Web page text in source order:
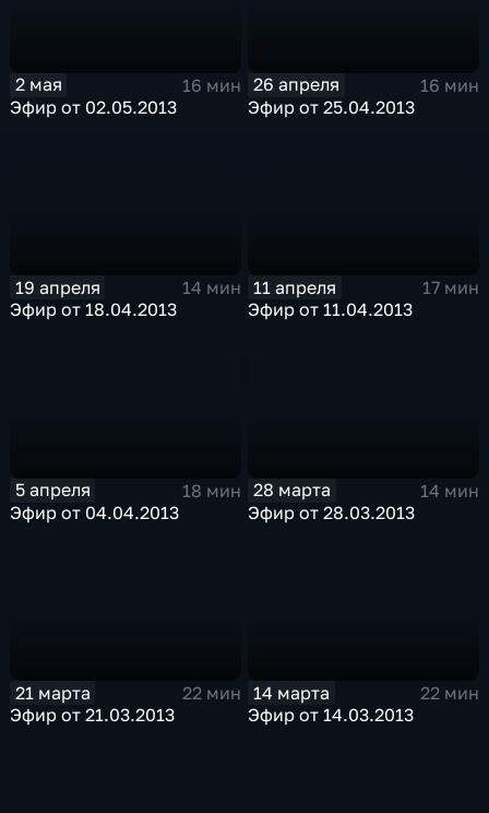
2 мая
16 мин
Эфир от 02.05.2013
26 апреля
16 мин
Эфир от 25.04.2013
19 апреля
14 мин
Эфир от 18.04.2013
11 апреля
17 мин
Эфир от 11.04.2013
5 апреля
18 мин
Эфир от 04.04.2013
28 марта
14 мин
Эфир от 28.03.2013
21 марта
22 мин
Эфир от 21.03.2013
14 марта
22 мин
Эфир от 14.03.2013